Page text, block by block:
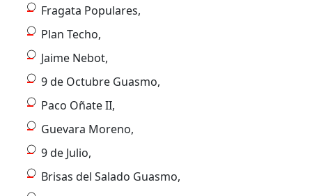
Fragata Populares,
Plan Techo,
Jaime Nebot,
9 de Octubre Guasmo,
Paco Oñate II,
Guevara Moreno,
9 de Julio,
Brisas del Salado Guasmo,